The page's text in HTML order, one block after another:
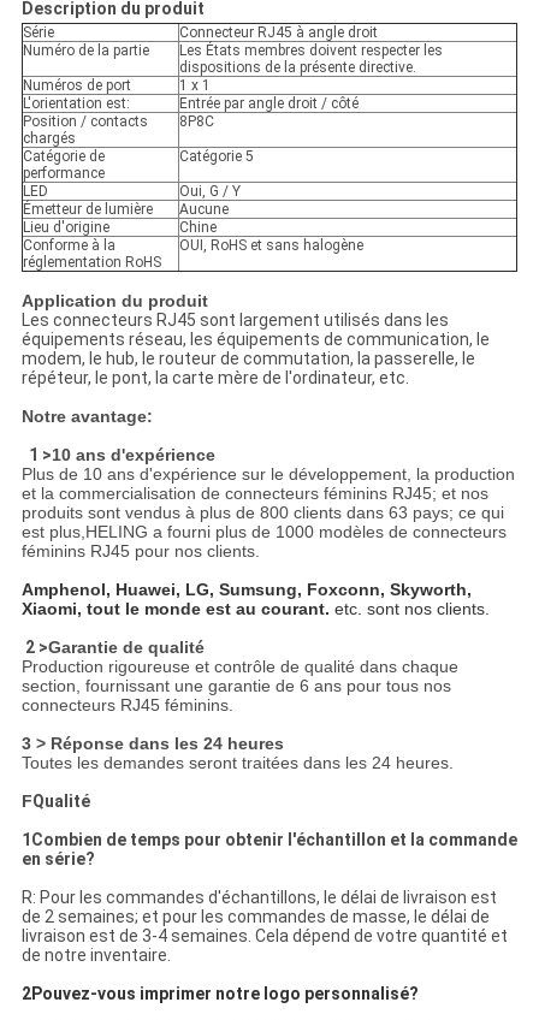
Description du produit
Série
Connecteur RJ45 à angle droit
Numéro de la partie
Les États membres doivent respecter les
dispositions de la présente directive.
Numéros de port
1 x 1
L'orientation est:
Entrée par angle droit / côté
Position / contacts
chargés
8P8C
Catégorie de
performance
Catégorie 5
LED
Oui, G / Y
Émetteur de lumière
Aucune
Lieu d'origine
Chine
Conforme à la
réglementation RoHS
OUI, RoHS et sans halogène
Application du produit
Les connecteurs RJ45 sont largement utilisés dans les
équipements réseau, les équipements de communication, le
modem, le hub, le routeur de commutation, la passerelle, le
répéteur, le pont, la carte mère de l'ordinateur, etc.
Notre avantage:
1 >10 ans d'expérience
Plus de 10 ans d'expérience sur le développement, la production
et la commercialisation de connecteurs féminins RJ45; et nos
produits sont vendus à plus de 800 clients dans 63 pays; ce qui
est plus,HELING a fourni plus de 1000 modèles de connecteurs
féminins RJ45 pour nos clients.
Amphenol, Huawei, LG, Sumsung, Foxconn, Skyworth,
Xiaomi, tout le monde est au courant. etc. sont nos clients.
2 >Garantie de qualité
Production rigoureuse et contrôle de qualité dans chaque
section, fournissant une garantie de 6 ans pour tous nos
connecteurs RJ45 féminins.
3 > Réponse dans les 24 heures
Toutes les demandes seront traitées dans les 24 heures.
FQualité
1Combien de temps pour obtenir l'échantillon et la commande
en série?
R: Pour les commandes d'échantillons, le délai de livraison est
de 2 semaines; et pour les commandes de masse, le délai de
livraison est de 3-4 semaines. Cela dépend de votre quantité et
de notre inventaire.
2Pouvez-vous imprimer notre logo personnalisé?